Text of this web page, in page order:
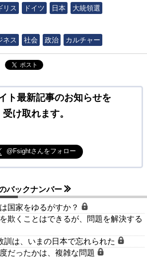
リス ドイツ 日本
大統領選
ネス 社会 政治 カルチャー
ポスト
ト最新記事のお知らせを
受け取れます。
@Fsightさんをフォロー
バックナンバー
国家をゆるがすか？
欺くことはできるが、問題を解決する
訓は、いまの日本で忘れられた
だったかは、複雑な問題